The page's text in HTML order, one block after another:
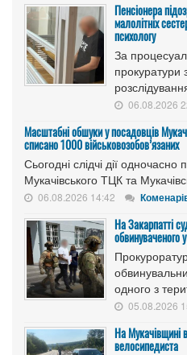
Пенсіонера
малолітніх
психологу
За
прокуратури
06.08.2026
Масштабні обшуки у посадовців
списано 1000 військовозобов’язаних
Сьогодні слідчі дії одночасно
Мукачівського ТЦК та
06.08.2026 14:42
На Закарпатті
обвинуваченого
одного з
05.08.2026
На Мукачівщині
велосипедиста